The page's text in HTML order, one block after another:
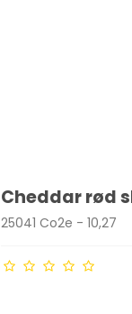
Cheddar rød
25041 Co2e - 10,27